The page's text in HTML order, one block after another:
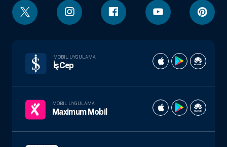
MOBIL UYGULAMA
İşCep
MOBIL UYGULAMA
Maximum Mobil